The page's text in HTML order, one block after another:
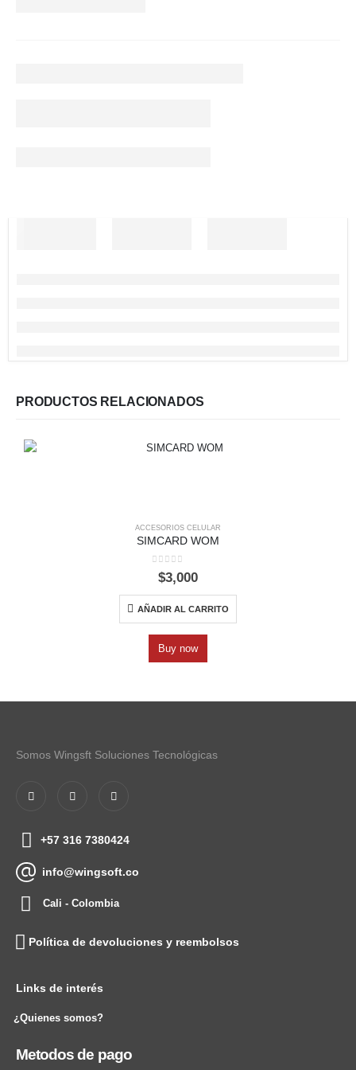
PRODUCTOS RELACIONADOS
ACCESORIOS CELULAR
SIMCARD WOM
out of 5
$3,000
AÑADIR AL CARRITO
Buy now
Somos Wingsft Soluciones Tecnológicas
+57 316 7380424
info@wingsoft.co
Cali - Colombia
Política de devoluciones y reembolsos
Links de interés
¿Quienes somos?
Metodos de pago